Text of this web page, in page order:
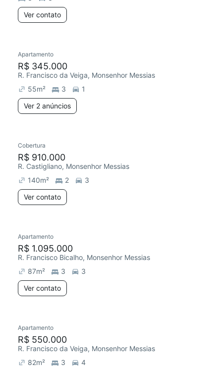
Ver contato
Apartamento
R$ 345.000
R. Francisco da Veiga, Monsenhor Messias
55m² 3
1
Ver 2 anúncios
Cobertura
R$ 910.000
R. Castigliano, Monsenhor Messias
140m² 2
3
Ver contato
Apartamento
R$ 1.095.000
R. Francisco Bicalho, Monsenhor Messias
87m² 3
3
Ver contato
Apartamento
R$ 550.000
R. Francisco da Veiga, Monsenhor Messias
82m² 3
4